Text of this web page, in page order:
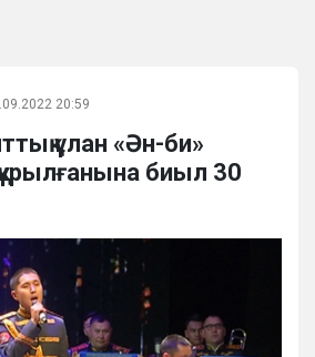
20:59
ұлан «Ән-би»
биыл 30